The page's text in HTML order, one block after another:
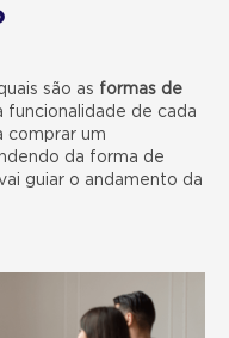
são as formas de
funcionalidade de cada
comprar um
da forma de
guiar o andamento da